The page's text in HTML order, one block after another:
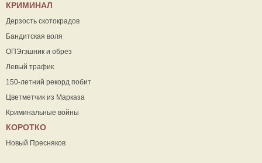
КРИМИНАЛ
Дерзость скотокрадов
Бандитская воля
ОПЭгэшник и обрез
Левый трафик
150-летний рекорд побит
Цветметчик из Марказа
Криминальные войны
КОРОТКО
Новый Пресняков